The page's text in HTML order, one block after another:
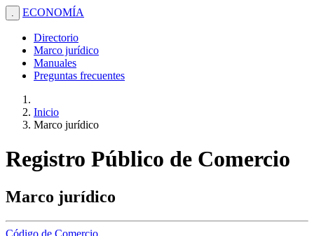
. ECONOMÍA
Directorio
Marco jurídico
Manuales
Preguntas frecuentes
Inicio
Marco jurídico
Registro Público de Comercio
Marco jurídico
Código de Comercio.